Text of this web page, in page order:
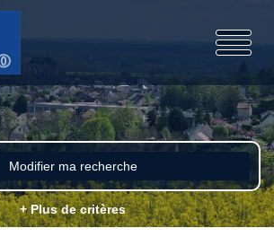
Modifier ma recherche
+ Plus de critères